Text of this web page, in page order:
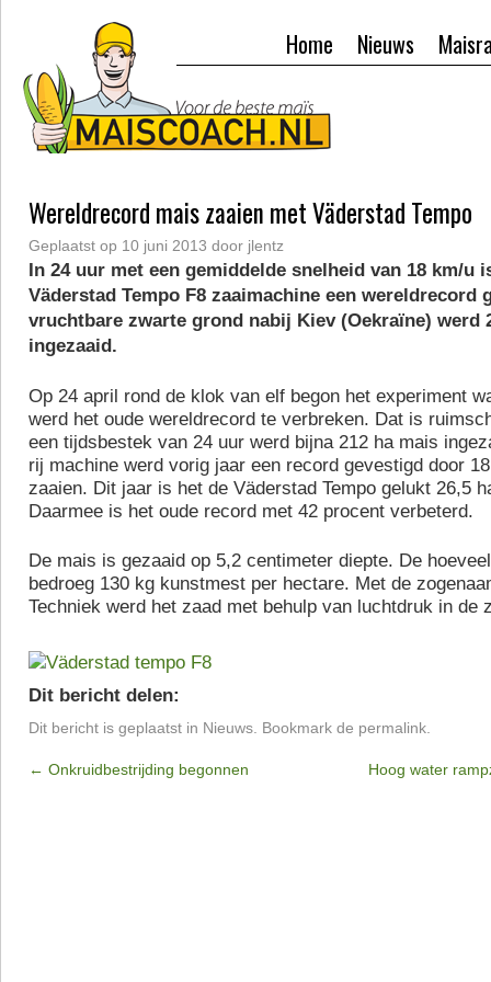
Nieuws
Home
Wereldrecord mais zaaien met Väderstad Tempo
Geplaatst op 10 juni 2013 door jlentz
In 24 uur met een gemiddelde snelheid van 18 km/u
Väderstad Tempo F8 zaaimachine een wereldrecord
vruchtbare zwarte grond nabij Kiev (Oekraïne) werd
ingezaaid.
Op 24 april rond de klok van elf begon het experiment
werd het oude wereldrecord te verbreken. Dat is
een tijdsbestek van 24 uur werd bijna 212 ha mais
rij machine werd vorig jaar een record gevestigd door
zaaien. Dit jaar is het de Väderstad Tempo gelukt 26,5
Daarmee is het oude record met 42 procent verbeterd.
De mais is gezaaid op 5,2 centimeter diepte. De
bedroeg 130 kg kunstmest per hectare. Met de
Techniek werd het zaad met behulp van luchtdruk in de
Dit bericht delen:
Dit bericht is geplaatst in Nieuws . Bookmark de permalink
← Onkruidbestrijding begonnen Hoog water